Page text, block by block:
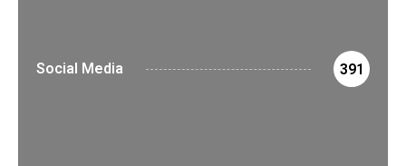
Social Media 391